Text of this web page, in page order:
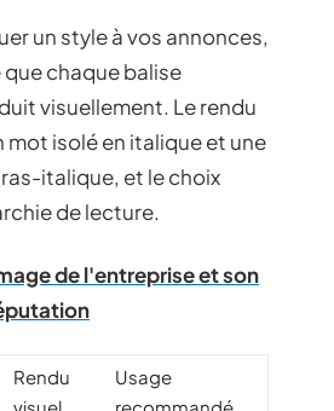
un style à vos annonces,
chaque balise
visuellement. Le rendu
mot isolé en italique et une
italique, et le choix
de lecture.
de l'entreprise et son
Rendu
Usage